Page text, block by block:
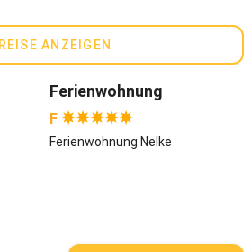
ANZEIGEN
Ferienwohnung
F
Ferienwohnung Nelke